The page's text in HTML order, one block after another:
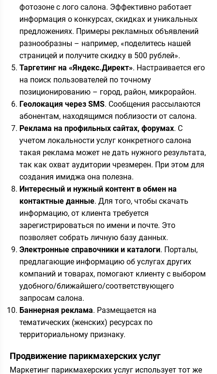
фотозоне с лого салона. Эффективно работает
информация о конкурсах, скидках и уникальных
предложениях. Примеры рекламных объявлений
разнообразны – например, «поделитесь нашей
страницей и получите скидку в 500 рублей».
Таргетинг на «Яндекс.Директ». Настраивается его
на поиск пользователей по точному
позиционированию – город, район, микрорайон.
Геолокация через SMS. Сообщения рассылаются
абонентам, находящимся поблизости от салона.
Реклама на профильных сайтах, форумах. С
учетом локальности услуг конкретного салона
такая реклама может не дать нужного результата,
так как охват аудитории чрезмерен. При этом для
создания имиджа она полезна.
Интересный и нужный контент в обмен на
контактные данные. Для того, чтобы скачать
информацию, от клиента требуется
зарегистрироваться по имени и почте. Это
позволяет собрать личную базу данных.
Электронные справочники и каталоги. Порталы,
предлагающие информацию об услугах других
компаний и товарах, помогают клиенту с выбором
удобного/ближайшего/соответствующего
запросам салона.
Баннерная реклама. Размещается на
тематических (женских) ресурсах по
территориальному признаку.
Продвижение парикмахерских услуг
Маркетинг парикмахерских услуг использует тот же